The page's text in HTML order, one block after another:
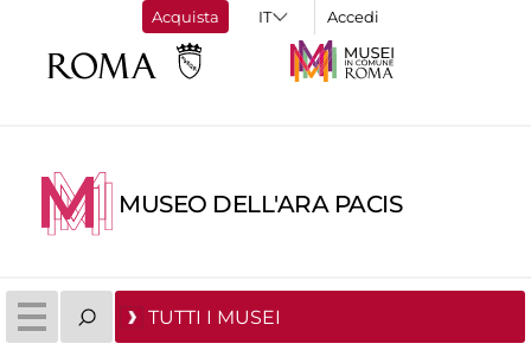
Acquista Accedi
MUSEO DELL'ARA PACIS
TUTTI I MUSEI